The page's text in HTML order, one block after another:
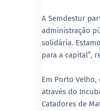
A Semdestur
administração
solidária.
para a capital”,
Em Porto
através do
Catadores de